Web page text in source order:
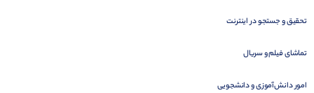
تحقیق و جستجو در اینترنت
تماشای فیلم و سریال
امور دانش‌آموزی و دانشجویی